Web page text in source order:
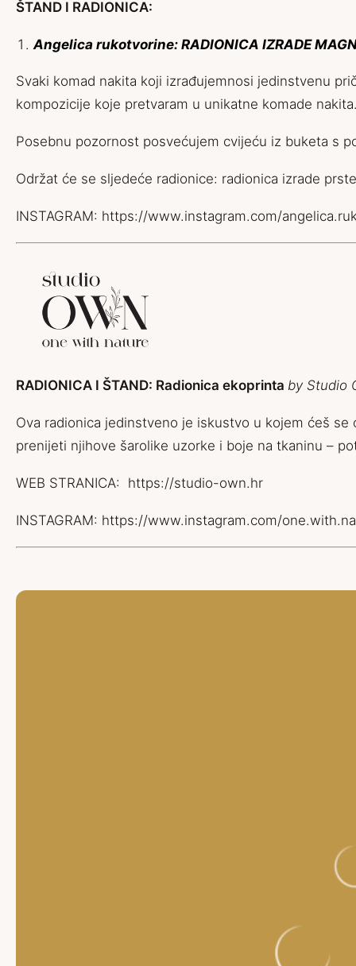
ŠTAND I RADIONICA:
Angelica rukotvorine: RADIONICA IZRADE
Svaki komad nakita koji izrađujemnosi jedinstvenu
kompozicije koje pretvaram u unikatne komade
Posebnu pozornost posvećujem cvijeću iz buketa s
Održat će se sljedeće radionice: radionica izrade
INSTAGRAM: https://www.instagram.com/
RADIONICA I ŠTAND: Radionica ekoprinta by Studio
Ova radionica jedinstveno je iskustvo u kojem ćeš
prenijeti njihove šarolike uzorke i boje na tkaninu –
WEB STRANICA: https://studio-own.hr
INSTAGRAM: https://www.instagram.com/